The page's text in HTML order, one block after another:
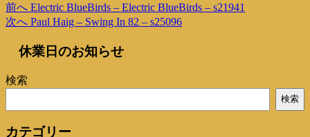
投
稿
ナ
ビ
過
去
前へ Electric BlueBirds – Electric BlueBirds – s21941
次
次へ Paul Haig – Swing In 82 – s25096
休業日のお知らせ
検索
検索
カテゴリー